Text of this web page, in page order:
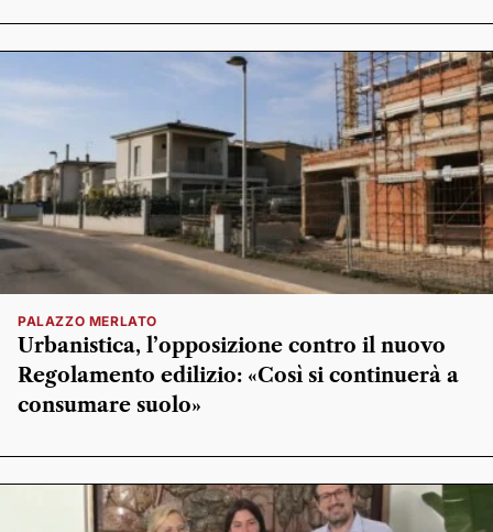
PALAZZO MERLATO
Urbanistica, l’opposizione contro il nuovo
Regolamento edilizio: «Così si continuerà a
consumare suolo»